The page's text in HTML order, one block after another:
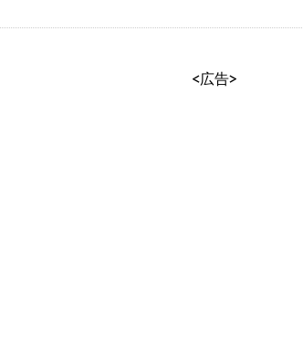
<広告>